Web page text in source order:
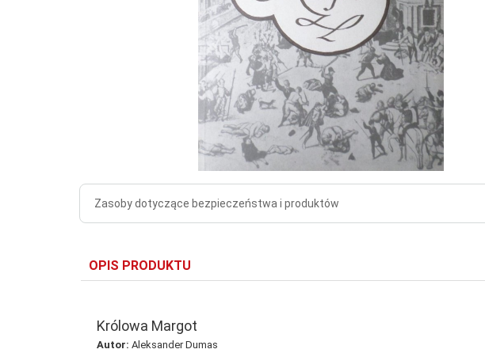
Zasoby dotyczące bezpieczeństwa i produktów
OPIS PRODUKTU
Królowa Margot
Autor: Aleksander Dumas